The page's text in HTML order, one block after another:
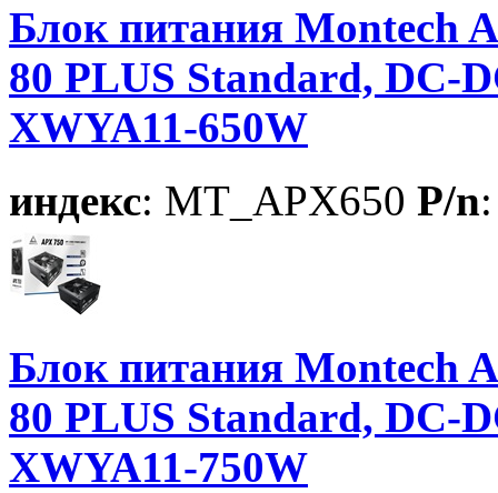
Блок питания Montech
80 PLUS Standard, DC-
XWYA11-650W
индекс: MT_APX650 P/n
Блок питания Montech
80 PLUS Standard, DC-
XWYA11-750W